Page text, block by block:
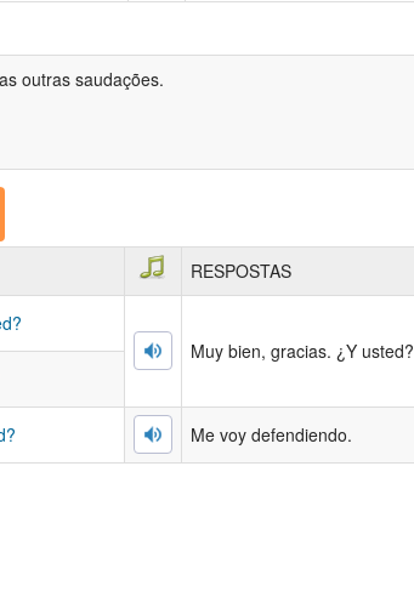
outras saudações.
RESPOSTAS
Muy bien, gracias. ¿Y usted?
Me voy defendiendo.